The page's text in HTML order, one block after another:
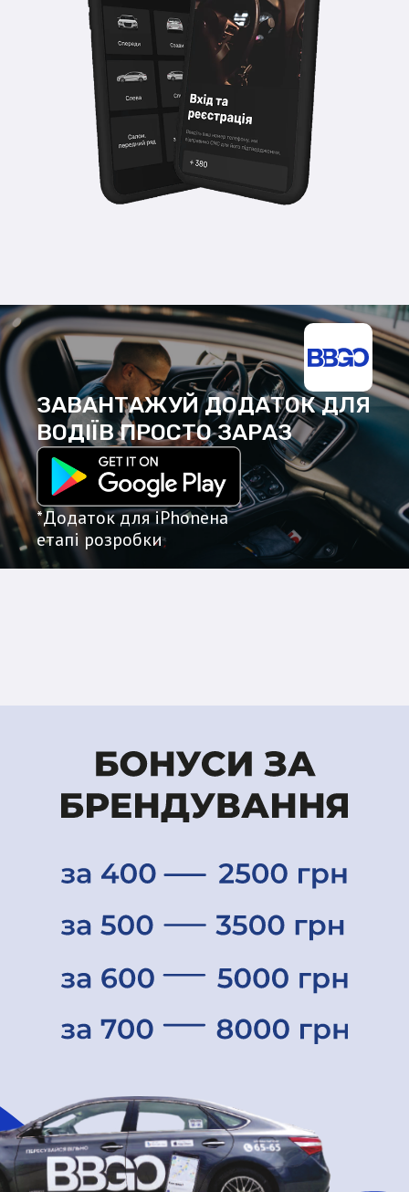
ЗАВАНТАЖУЙ ДОДАТОКДЛЯ
ВОДІЇВ ПРОСТО ЗАРАЗ
*Додаток для iPhoneна
етапі розробки